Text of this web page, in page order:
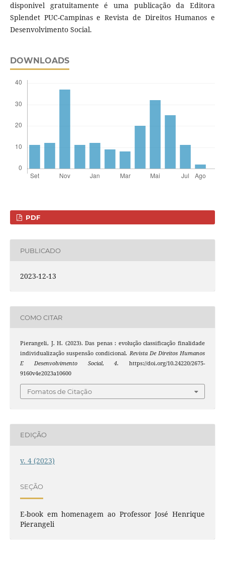
disponivel gratuitamente é uma publicação da Editora
Splendet PUC-Campinas e Revista de Direitos Humanos e
Desenvolvimento Social.
DOWNLOADS
PDF
PUBLICADO
2023-12-13
COMO CITAR
Pierangeli, J. H. (2023). Das penas : evolução classificação finalidade
individualização suspensão condicional. Revista De Direitos Humanos
E Desenvolvimento Social,4. https://doi.org/10.24220/2675-
9160v4e2023a10600
Fomatos de Citação
EDIÇÃO
v. 4 (2023)
SEÇÃO
E-book em homenagem ao Professor José Henrique
Pierangeli